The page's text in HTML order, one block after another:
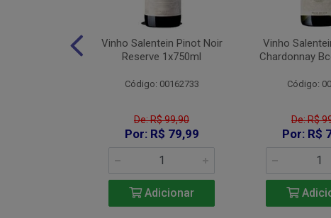
Vinho Salentein Pinot Noir
Reserve 1x750ml
Código: 00162733
De: R$ 99,90
Por: R$ 79,99
Adicionar
Vinho
Chardonnay
Código:
De: R$
Por: R$